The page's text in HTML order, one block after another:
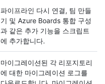
파이프라인 다시 연결, 팀 만들
기 및 Azure Boards 통합 구성
과 같은 추가 기능을 스크립트
에 추가합니다.
마이그레이션된 각 리포지토리
에 대한 마이그레이션 로그를